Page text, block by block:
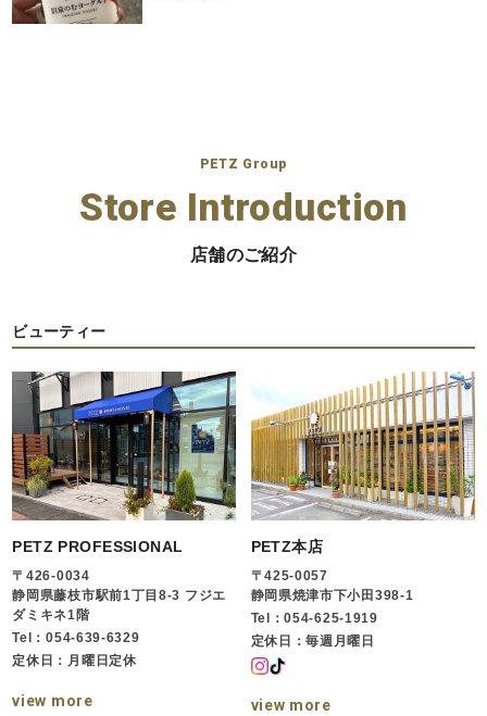
PETZ Group
Store Introduction
店舗のご紹介
ビューティー
PETZ PROFESSIONAL
〒426-0034
静岡県藤枝市駅前1丁目8-3 フジエ
ダミキネ1階
Tel：054-639-6329
定休日：月曜日定休
view more
PETZ本店
〒425-0057
静岡県焼津市下小田398-1
Tel：054-625-1919
定休日：毎週月曜日
view more